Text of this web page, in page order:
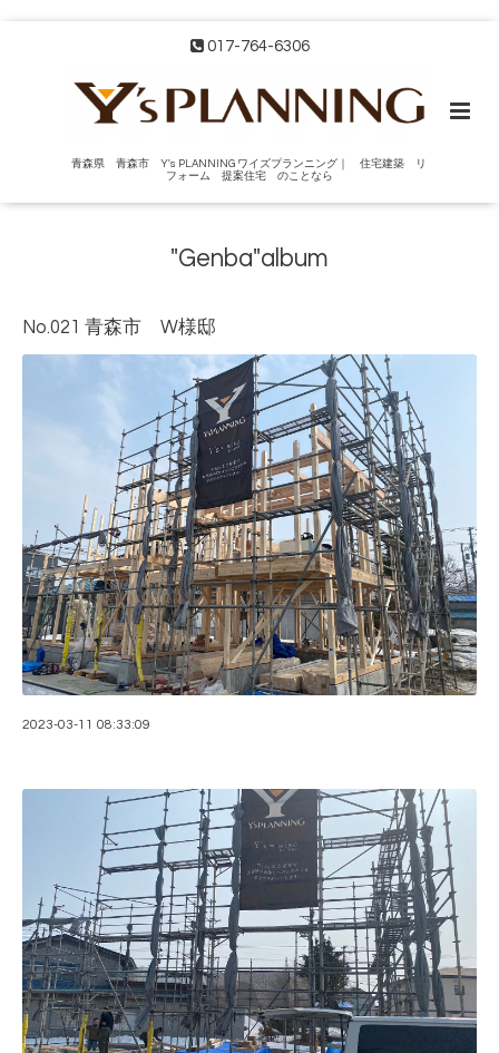
017-764-6306
青森県 青森市 Y's PLANNING ワイズプランニング｜ 住宅建築 リ
フォーム 提案住宅 のことなら
"Genba"album
No.021 青森市 W様邸
2023-03-11 08:33:09